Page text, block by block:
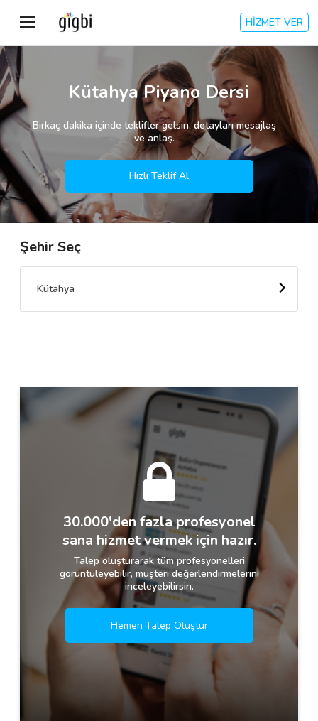
HİZMET VER
Anasayfa
Giriş Yap
Kayıt Ol
Kategoriler
🎈 Biz Kimiz?
🌟 Müşteri Değerlendirmeleri
İletişim
Kariyer
Kütahya Piyano Dersi
Birkaç dakika içinde teklifler gelsin, detayları mesajlaş
ve anlaş.
Hızlı Teklif Al
Şehir Seç
Kütahya
30.000'den fazla profesyonel
sana hizmet vermek için hazır.
Talep oluşturarak tüm profesyonelleri
görüntüleyebilir, müşteri değerlendirmelerini
inceleyebilirsin.
Hemen Talep Oluştur